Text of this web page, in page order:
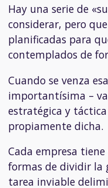
Hay una serie de
considerar, pero
planificadas para
contemplados de
Cuando se venza
importantísima –
estratégica y
propiamente dicha.
Cada empresa
formas de dividir la
tarea inviable